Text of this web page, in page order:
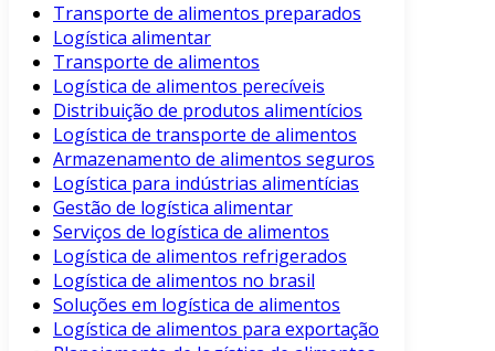
Transporte de alimentos preparados
Logística alimentar
Transporte de alimentos
Logística de alimentos perecíveis
Distribuição de produtos alimentícios
Logística de transporte de alimentos
Armazenamento de alimentos seguros
Logística para indústrias alimentícias
Gestão de logística alimentar
Serviços de logística de alimentos
Logística de alimentos refrigerados
Logística de alimentos no brasil
Soluções em logística de alimentos
Logística de alimentos para exportação